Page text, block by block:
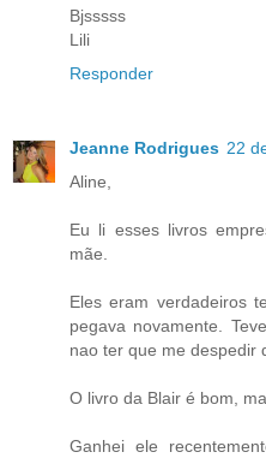
Bjsssss
Lili
Responder
Jeanne Rodrigues 22
Aline,
Eu li esses livros
mãe.
Eles eram verdadeiros
pegava novamente.
nao ter que me despedir
O livro da Blair é bom,
Ganhei ele